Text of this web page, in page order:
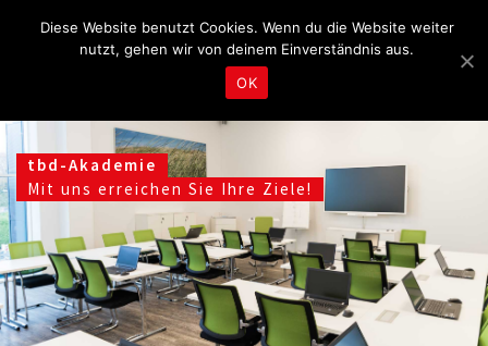
tbd-Akademie
Mit uns erreichen Sie Ihre Ziele!
Diese Website benutzt Cookies. Wenn du die Website weiter
nutzt, gehen wir von deinem Einverständnis aus.
OK